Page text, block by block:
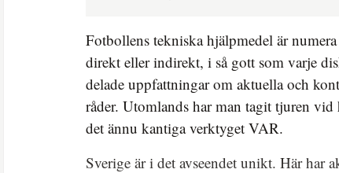
Fotbollens tekniska hjälpmedel är numera
direkt eller indirekt, i så gott som varje
delade uppfattningar om aktuella och
råder. Utomlands har man tagit tjuren
det ännu kantiga verktyget VAR.
Sverige är i det avseendet unikt. Här har